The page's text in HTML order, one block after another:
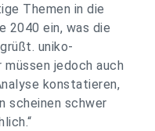
Themen in die
2040 ein, was die
uniko-
jedoch auch
konstatieren,
scheinen schwer